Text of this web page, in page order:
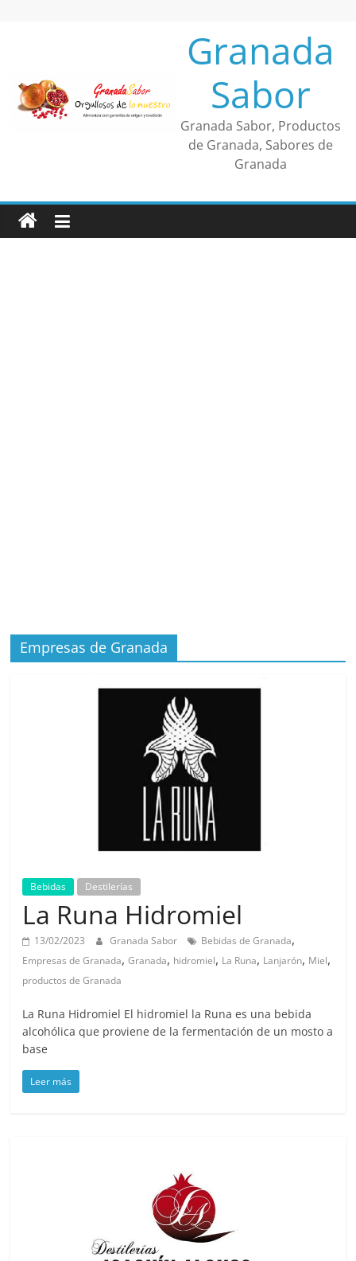
Granada
Sabor
Granada Sabor, Productos
de Granada, Sabores de
Granada
Empresas de Granada
Bebidas Destilerías
La Runa Hidromiel
13/02/2023 Granada Sabor Bebidas de Granada,
Empresas de Granada,Granada, hidromiel, La Runa, Lanjarón, Miel,
productos de Granada
La Runa Hidromiel El hidromiel la Runa es una bebida
alcohólica que proviene de la fermentación de un mosto a
base
Leer más